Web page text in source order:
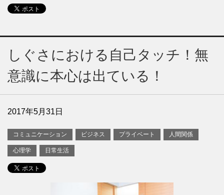
しぐさにおける自己タッチ！無
意識に本心は出ている！
2017年5月31日
コミュニケーション ビジネス プライベート 人間関係
心理学 日常生活